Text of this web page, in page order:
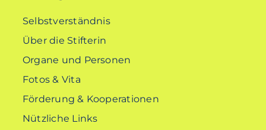
Selbstverständnis
Über die Stifterin
Organe und Personen
Fotos & Vita
Förderung & Kooperationen
Nützliche Links